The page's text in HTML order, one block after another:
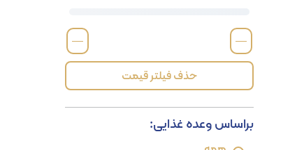
—
—
حذف فیلتر قیمت
براساس وعده غذایی: